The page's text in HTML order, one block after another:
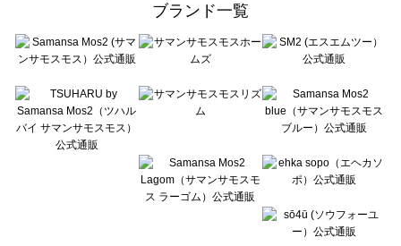
sō4ū（ソウフォーユー）のその他雑貨一覧
Te chichi（テチチ）のその他雑貨一覧
Te chichi CLASSIC（テチチ クラシック）のその他雑貨一覧
Lugnoncure（ルノンキュール）のその他雑貨一覧
BETTY'S BLUE（べティーズブルー）のその他雑貨一覧
Wpc.（ワールドパーティー）のその他雑貨一覧
ブランド一覧